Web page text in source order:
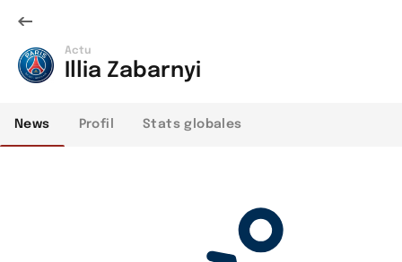
Actu
Illia Zabarnyi
News Profil Stats globales